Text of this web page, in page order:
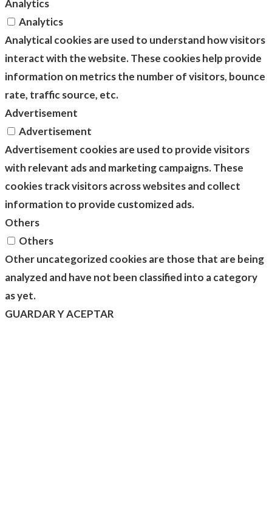
Analytics
Analytics
Analytical cookies are used to understand how visitors
interact with the website. These cookies help provide
information on metrics the number of visitors, bounce
rate, traffic source, etc.
Advertisement
Advertisement
Advertisement cookies are used to provide visitors
with relevant ads and marketing campaigns. These
cookies track visitors across websites and collect
information to provide customized ads.
Others
Others
Other uncategorized cookies are those that are being
analyzed and have not been classified into a category
as yet.
GUARDAR Y ACEPTAR